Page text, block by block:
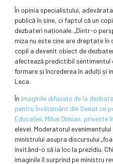
În opinia specialistului,
publică în sine, ci faptul că un
dezbateri naționale. „Dintr-o
miza nu este cine are dreptate
copil a devenit obiect de
afectează predictibil
formare și încrederea în adulți și
Leca.
În imaginile difuzate de la
pentru Învățământ din Senat se
Educației, Mihai Dimian, privește
elevei. Moderatorul
ministrului asupra discursului
invitând-o să ia loc la prezidiu.
imaginile îl surprind pe ministru